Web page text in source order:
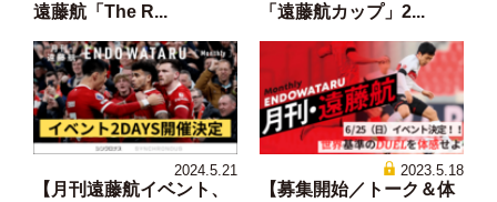
遠藤航「The R...
「遠藤航カップ」2...
2024.5.21
【月刊遠藤航イベント、
2023.5.18
【募集開始／トーク＆体